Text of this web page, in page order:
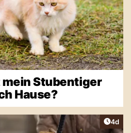
Stubentiger
Hause?
4d